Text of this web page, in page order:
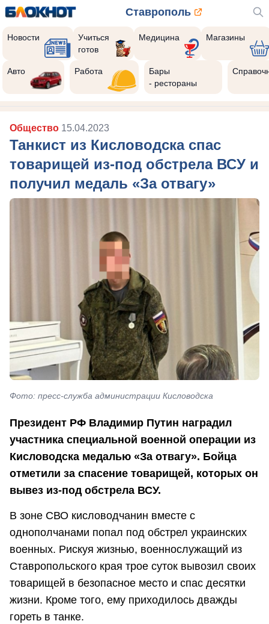
Ставрополь
Новости
Учиться
готов
Медицина Магазины
Авто Работа
Бары
- рестораны
Общество 15.04.2023
Танкист из Кисловодска спас
товарищей из-под обстрела ВСУ и
получил медаль «За отвагу»
Фото: пресс-служба администрации Кисловодска
Президент РФ Владимир Путин наградил
участника специальной военной операции из
Кисловодска медалью «За отвагу». Бойца
отметили за спасение товарищей, которых он
вывез из-под обстрела ВСУ.
В зоне СВО кисловодчанин вместе с
однополчанами попал под обстрел украинских
военных. Рискуя жизнью, военнослужащий из
Ставропольского края трое суток вывозил своих
товарищей в безопасное место и спас десятки
жизни. Кроме того, ему приходилось дважды
гореть в танке.